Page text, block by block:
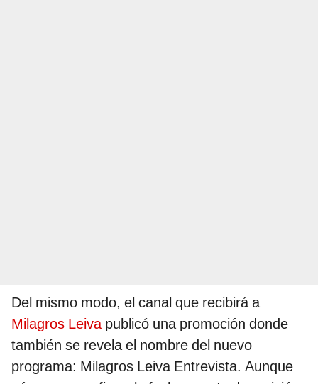
Del mismo modo, el canal que recibirá a
Milagros Leivapublicó una promoción donde
también se revela el nombre del nuevo
programa: Milagros Leiva Entrevista. Aunque